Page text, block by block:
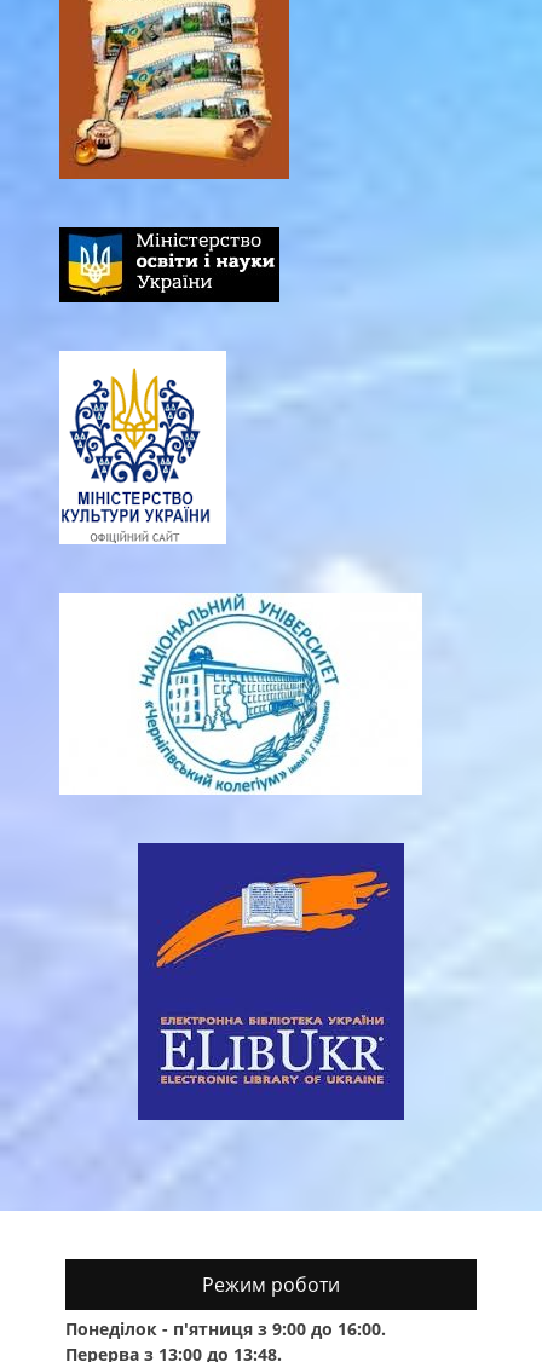
Режим роботи
Понеділок - п'ятниця з 9:00 до 16:00.
Перерва з 13:00 до 13:48.